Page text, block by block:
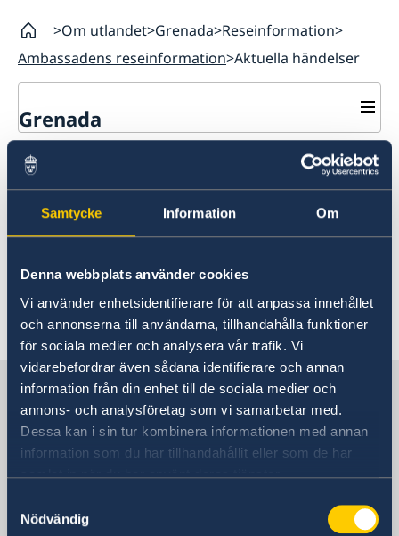
Samtycke Information Om
Denna webbplats använder cookies
Vi använder enhetsidentifierare för att anpassa innehållet
och annonserna till användarna, tillhandahålla funktioner
för sociala medier och analysera vår trafik. Vi
vidarebefordrar även sådana identifierare och annan
information från din enhet till de sociala medier och
annons- och analysföretag som vi samarbetar med.
Dessa kan i sin tur kombinera informationen med annan
information som du har tillhandahållit eller som de har
samlat in när du har använt deras tjänster.
Nödvändig
Om utlandet Grenada Reseinformation
Ambassadens reseinformation Aktuella händelser
Grenada
Rösta i Grenada
Hjälp till svenskar i Grenada
Rösta i Grenada
Pass utomlands
Gifta sig utomlands
Ambassadens reseinformation
Allmänna säkerhetsläget
Naturförhållanden och katastrofer
Terrorism
Hälso- och sjukvård
Lokala lagar och sedvänjor
Kriminalitet och personlig säkerhet
Trafiksäkerhet
In- och utresebestämmelser
Aktuella händelser
För närvarande finns inga aktuella händelser
Senast uppdaterad 09 juli 2026, 10.52
Sverige i Grenada
Sveriges Ambassad
Grenada, Stockholm